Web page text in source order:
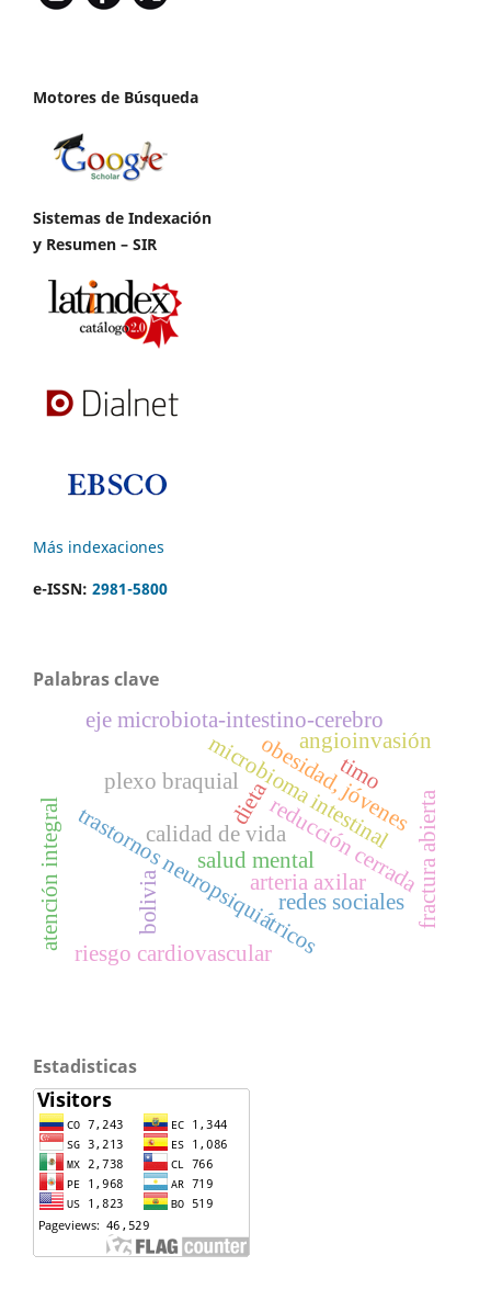
Motores de Búsqueda
Sistemas de Indexación
y Resumen – SIR
Más indexaciones
e-ISSN: 2981-5800
Palabras clave
microbioma intestinal
trastornos neuropsiquiátricos
dieta
eje microbiota-intestino-cerebro
salud mentalreducción cerrada
plexo braquial
arteria axilar fractura abierta
atención integral calidad de vida
riesgo cardiovascular
obesidad, jóvenes
redes sociales
angioinvasión
bolivia
timo
Estadisticas